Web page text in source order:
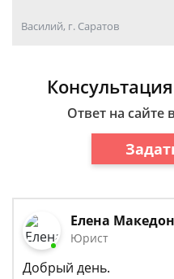
Василий, г. Саратов
Ответ на сайте
Елена
Юрист
Добрый день.